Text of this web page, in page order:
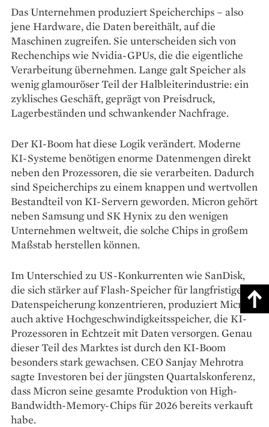
Das Unternehmen produziert Speicherchips – also
jene Hardware, die Daten bereithält, auf die
Maschinen zugreifen. Sie unterscheiden sich von
Rechenchips wie Nvidia-GPUs, die die eigentliche
Verarbeitung übernehmen. Lange galt Speicher als
wenig glamouröser Teil der Halbleiterindustrie: ein
zyklisches Geschäft, geprägt von Preisdruck,
Lagerbeständen und schwankender Nachfrage.
Der KI-Boom hat diese Logik verändert. Moderne
KI-Systeme benötigen enorme Datenmengen direkt
neben den Prozessoren, die sie verarbeiten. Dadurch
sind Speicherchips zu einem knappen und wertvollen
Bestandteil von KI-Servern geworden. Micron gehört
neben Samsung und SK Hynix zu den wenigen
Unternehmen weltweit, die solche Chips in großem
Maßstab herstellen können.
Im Unterschied zu US-Konkurrenten wie SanDisk,
die sich stärker auf Flash-Speicher für langfristige
Datenspeicherung konzentrieren, produziert Micron
auch aktive Hochgeschwindigkeitsspeicher, die KI-
Prozessoren in Echtzeit mit Daten versorgen. Genau
dieser Teil des Marktes ist durch den KI-Boom
besonders stark gewachsen. CEO Sanjay Mehrotra
sagte Investoren bei der jüngsten Quartalskonferenz,
dass Micron seine gesamte Produktion von High-
Bandwidth-Memory-Chips für 2026 bereits verkauft
habe.